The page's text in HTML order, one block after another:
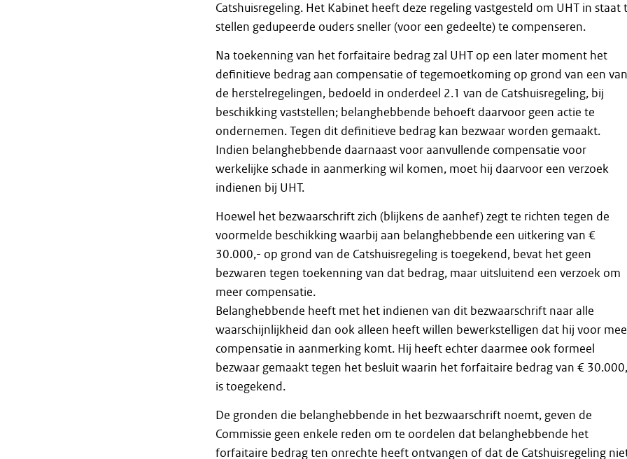
Catshuisregeling. Het Kabinet heeft deze regeling vastgesteld om UHT in staat
stellen gedupeerde ouders sneller (voor een gedeelte) te compenseren.
Na toekenning van het forfaitaire bedrag zal UHT op een later moment het
definitieve bedrag aan compensatie of tegemoetkoming op grond van een van
de herstelregelingen, bedoeld in onderdeel 2.1 van de Catshuisregeling, bij
beschikking vaststellen; belanghebbende behoeft daarvoor geen actie te
ondernemen. Tegen dit definitieve bedrag kan bezwaar worden gemaakt.
Indien belanghebbende daarnaast voor aanvullende compensatie voor
werkelijke schade in aanmerking wil komen, moet hij daarvoor een verzoek
indienen bij UHT.
Hoewel het bezwaarschrift zich (blijkens de aanhef) zegt te richten tegen de
voormelde beschikking waarbij aan belanghebbende een uitkering van €
30.000,- op grond van de Catshuisregeling is toegekend, bevat het geen
bezwaren tegen toekenning van dat bedrag, maar uitsluitend een verzoek om
meer compensatie.
Belanghebbende heeft met het indienen van dit bezwaarschrift naar alle
waarschijnlijkheid dan ook alleen heeft willen bewerkstelligen dat hij voor
compensatie in aanmerking komt. Hij heeft echter daarmee ook formeel
bezwaar gemaakt tegen het besluit waarin het forfaitaire bedrag van €
is toegekend.
De gronden die belanghebbende in het bezwaarschrift noemt, geven de
Commissie geen enkele reden om te oordelen dat belanghebbende het
forfaitaire bedrag ten onrechte heeft ontvangen of dat de Catshuisregeling